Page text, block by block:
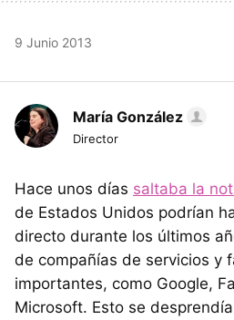
9 Junio 2013
María González
Director
Hace unos días saltaba la
de Estados Unidos podrían
directo durante los últimos
de compañías de servicios y
importantes, como Google,
Microsoft. Esto se